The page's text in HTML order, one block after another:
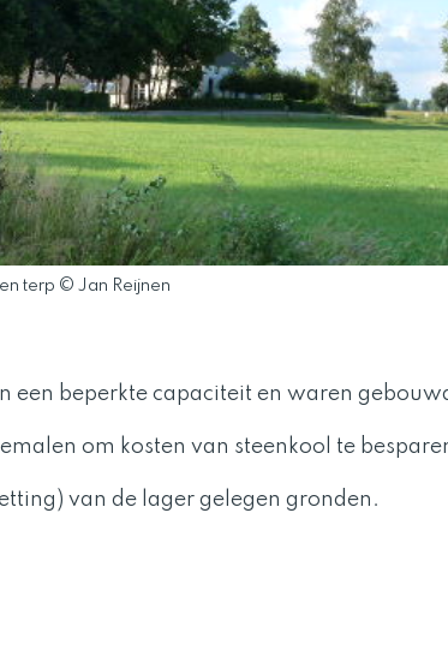
terp © Jan Reijnen
beperkte capaciteit en waren
om kosten van steenkool te
van de lager gelegen gronden.